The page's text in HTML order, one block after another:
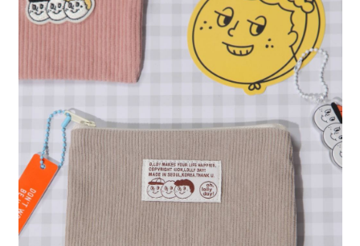
1.分期款項不併入電信帳單，「大哥付你分期」於每月結算日後寄送繳費提
醒簡訊。
2.透過簡訊連結打開帳單後，可選擇「超商條碼／台灣大直營門市／銀行轉
帳／街口支付／iPASS MONEY」等通路繳費。
【注意事項】
1.本服務係由「台灣大哥大股份有限公司」（以下簡稱本公司）所提供，讓
用戶於交易時，得透過本服務購買商品或服務，並由商店將買賣／分期付款
買賣價金債權讓與本公司後，依約使用本公司帳單繳交帳款。
2.基於同意付款使用「大哥付你分期」之契約關係目的，商店將以您的個人
資料（包含姓名、電話或地址）提供予台灣大哥大進項蒐集、處理及利用，
由本公司與您本人進行分期帳單所需資料之確認、核對及更正。
3.完整用戶服務條款，請詳閱以下連結：https://oppay.tw/userRule
【「AFTEE先享後付」結帳流程】
１．於結帳方式選擇「AFTEE先享後付」後，將跳轉至「AFTEE先享後付」
結帳頁面，進行簡訊認證並確認金額後，即可完成結帳。
２．訂單成立數日內，您將收到繳費通知簡訊。
３．收到繳費通知簡訊後14天內，點擊此簡訊中的連結，可透過四大超商／
ATM／網路銀行／等多元方式進行付款，方視為交易完成。
※ 請注意：結帳手續完成當下不需立刻繳費，但若您需要取消訂單，請聯絡
購買商品的店家。未經商家同意取消之訂單仍視為有效，需透過AFTEE先享
後付繳納相關費用。
※ 交易是否成功請以「AFTEE先享後付 」之結帳頁面顯示為準，若有關於
是否繳費成功／繳費後需取消欲退款等相關疑問，請聯繫「AFTEE先享後付
客戶支援中心」
https://netprotections.freshdesk.com/support/home
【注意事項】
１．透過由恩沛科技股份有限公司提供之「AFTEE先享後付」服務完成之交
易，需依本服務之必要範圍內提供個人資料，並將交易相關給付款項請求債
付款後 全家取貨
每筆NT$80，滿NT$888(含以上)免運費
7-11 取貨付款
每筆NT$80，滿NT$1,500(含以上)免運費
付款後 7-11取貨
每筆NT$80，滿NT$1,500(含以上)免運費
宅配
每筆NT$80，滿NT$1,500(含以上)免運費